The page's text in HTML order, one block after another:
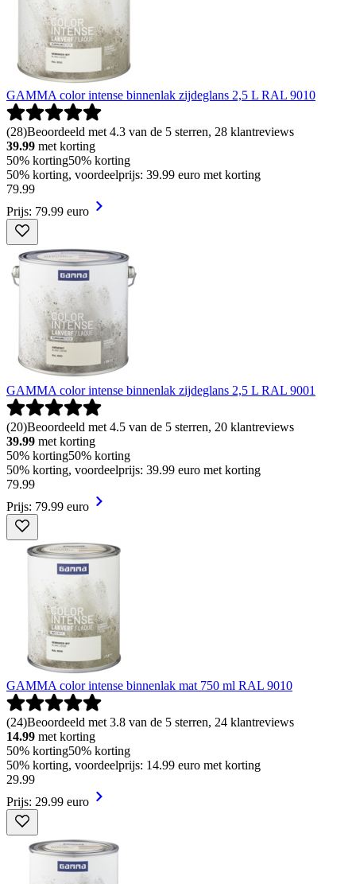
GAMMA color intense binnenlak zijdeglans 2,5 L RAL 9010
(28)Beoordeeld met 4.3 van de 5 sterren, 28 klantreviews
39.99 met korting
50% korting50% korting
50% korting, voordeelprijs: 39.99 euro met korting
79.99
Prijs: 79.99 euro
GAMMA color intense binnenlak zijdeglans 2,5 L RAL 9001
(20)Beoordeeld met 4.5 van de 5 sterren, 20 klantreviews
39.99 met korting
50% korting50% korting
50% korting, voordeelprijs: 39.99 euro met korting
79.99
Prijs: 79.99 euro
GAMMA color intense binnenlak mat 750 ml RAL 9010
(24)Beoordeeld met 3.8 van de 5 sterren, 24 klantreviews
14.99 met korting
50% korting50% korting
50% korting, voordeelprijs: 14.99 euro met korting
29.99
Prijs: 29.99 euro